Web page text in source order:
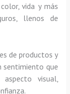
vida y más
llenos de
de productos y
sentimiento que
visual,